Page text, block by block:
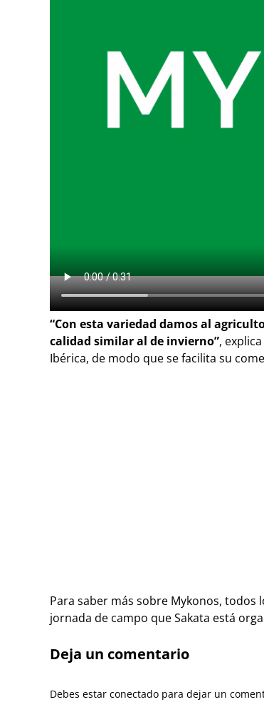
“Con esta variedad damos al
calidad similar al de invierno”,
Ibérica, de modo que se facilita su
Para saber más sobre Mykonos, todos
jornada de campo que Sakata está
Deja un comentario
Debes estar conectado para dejar un